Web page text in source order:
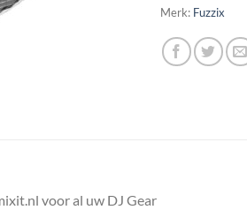
Merk: Fuzzix
voor al uw DJ Gear